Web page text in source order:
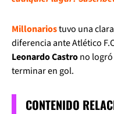
Millonariostuvo una
diferencia ante Atlético
Leonardo Castrono
terminar en gol.
CONTENIDO